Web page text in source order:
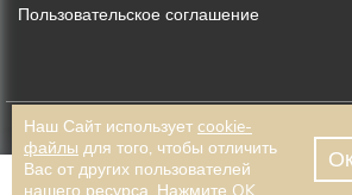
Пользовательское соглашение
© EGO BOTTEGO, 2026. Все права
размещённая на данной странице, не
Разработка сайта —
Наш Сайт использует cookie-
файлы для того, чтобы отличить
Вас от других пользователей